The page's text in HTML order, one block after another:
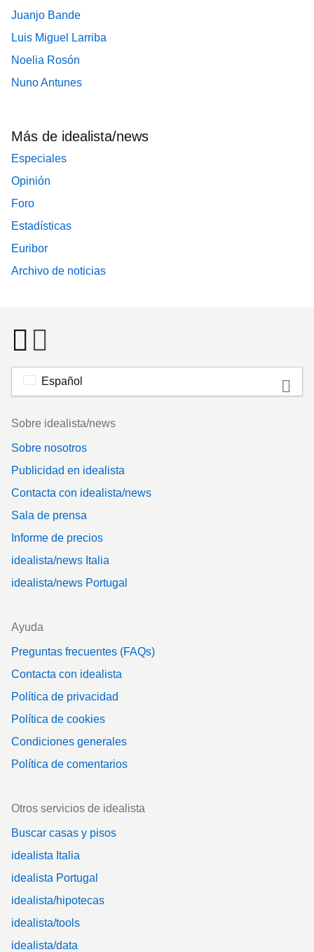
Juanjo Bande
Luis Miguel Larriba
Noelia Rosón
Nuno Antunes
Más de idealista/news
Especiales
Opinión
Foro
Estadísticas
Euribor
Archivo de noticias
Español
Footer
Sobre idealista/news
Sobre nosotros
Publicidad en idealista
Contacta con idealista/news
Sala de prensa
Informe de precios
idealista/news Italia
idealista/news Portugal
Ayuda
Preguntas frecuentes (FAQs)
Contacta con idealista
Política de privacidad
Política de cookies
Condiciones generales
Política de comentarios
Otros servicios de idealista
Buscar casas y pisos
idealista Italia
idealista Portugal
idealista/hipotecas
idealista/tools
idealista/data